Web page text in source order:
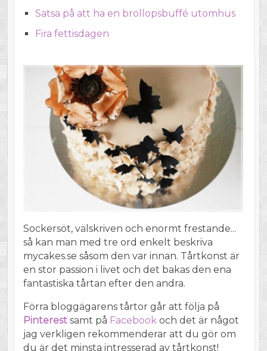
Satsa på att ha en bröllopsbuffé utomhus
Fira fettisdagen
Sockersöt, välskriven och enormt frestande...
så kan man med tre ord enkelt beskriva
mycakes.se såsom den var innan. Tårtkonst är
en stor passion i livet och det bakas den ena
fantastiska tårtan efter den andra.
Förra bloggägarens tårtor går att följa på
Pinterestsamt på Facebookoch det är något
jag verkligen rekommenderar att du gör om
du är det minsta intresserad av tårtkonst!